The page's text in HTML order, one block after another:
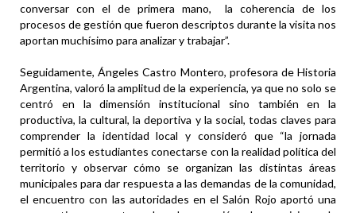
conversar con el de primera mano, la coherencia de los
procesos de gestión que fueron descriptos durante la visita nos
aportan muchísimo para analizar y trabajar”.
Seguidamente, Ángeles Castro Montero, profesora de Historia
Argentina, valoró la amplitud de la experiencia, ya que no solo se
centró en la dimensión institucional sino también en la
productiva, la cultural, la deportiva y la social, todas claves para
comprender la identidad local y consideró que “la jornada
permitió a los estudiantes conectarse con la realidad política del
territorio y observar cómo se organizan las distintas áreas
municipales para dar respuesta a las demandas de la comunidad,
el encuentro con las autoridades en el Salón Rojo aportó una